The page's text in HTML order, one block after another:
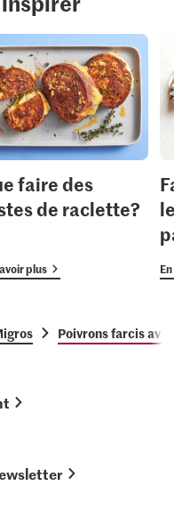
faire des
de raclette?
plus
Poivrons farcis